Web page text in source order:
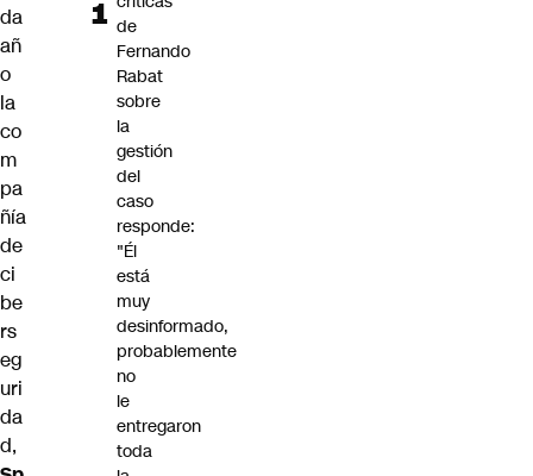
da
añ
o
la
co
m
pa
ñía
de
ci
be
rs
eg
uri
da
d,
de
Fernando
Rabat
sobre
la
gestión
del
caso
responde:
"Él
está
muy
desinformado,
probablemente
no
le
entregaron
toda